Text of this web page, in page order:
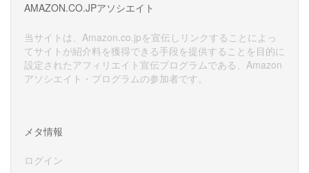
ブ
AMAZON.CO.JPアソシエイト
当サイトは、Amazon.co.jpを宣伝しリンクすることによっ
てサイトが紹介料を獲得できる手段を提供することを目的に
設定されたアフィリエイト宣伝プログラムである、Amazon
アソシエイト・プログラムの参加者です。
メタ情報
ログイン